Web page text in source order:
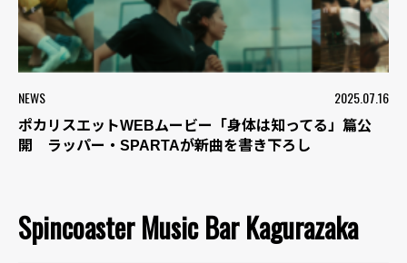
NEWS 2025.07.16
ポカリスエットWEBムービー「身体は知ってる」篇公
開 ラッパー・SPARTAが新曲を書き下ろし
Spincoaster Music Bar Kagurazaka